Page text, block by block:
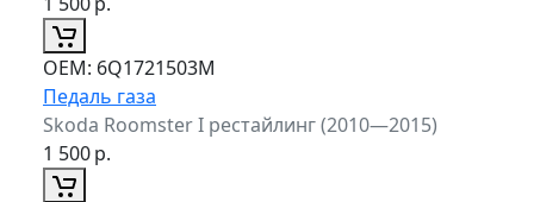
ОЕМ: 6Q1721503M
Педаль газа
Skoda Roomster I рестайлинг (2010—2015)
1 500р.